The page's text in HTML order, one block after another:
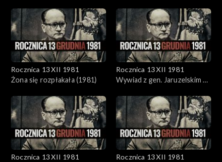
Rocznica 13 XII 1981
Żona się rozpłakała (1981)
Rocznica 13 XII 1981
Wywiad z gen. Jaruzelskim 31
Rocznica 13 XII 1981
Rocznica 13 XII 1981